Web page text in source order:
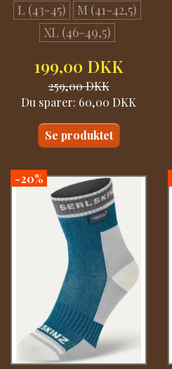
L (43-45)
M (41-42,5)
XL (46-49,5)
199,00 DKK
259,00 DKK
Du sparer: 60,00 DKK
Se produktet
-20%